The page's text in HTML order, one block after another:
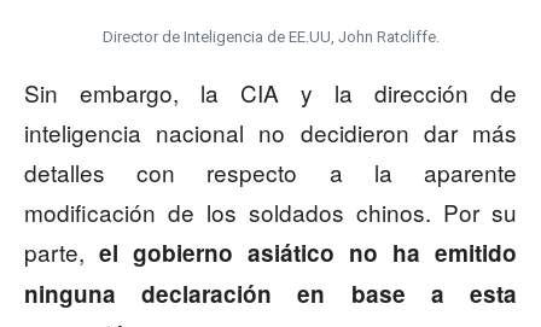
Director de Inteligencia de EE.UU, John Ratcliffe.
Sin embargo, la CIA y la dirección de
inteligencia nacional no decidieron dar más
detalles con respecto a la aparente
modificación de los soldados chinos. Por su
parte, el gobierno asiático no ha emitido
ninguna declaración en base a esta